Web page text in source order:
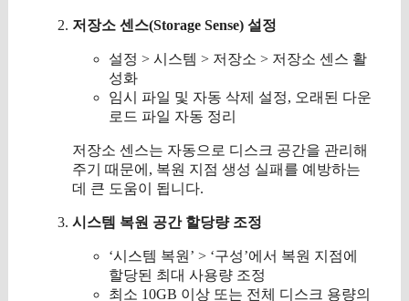
저장소 센스(Storage Sense) 설정
설정 > 시스템 > 저장소 > 저장소 센스 활
성화
임시 파일 및 자동 삭제 설정, 오래된 다운
로드 파일 자동 정리
저장소 센스는 자동으로 디스크 공간을 관리해
주기 때문에, 복원 지점 생성 실패를 예방하는
데 큰 도움이 됩니다.
시스템 복원 공간 할당량 조정
‘시스템 복원’ > ‘구성’에서 복원 지점에
할당된 최대 사용량 조정
최소 10GB 이상 또는 전체 디스크 용량의